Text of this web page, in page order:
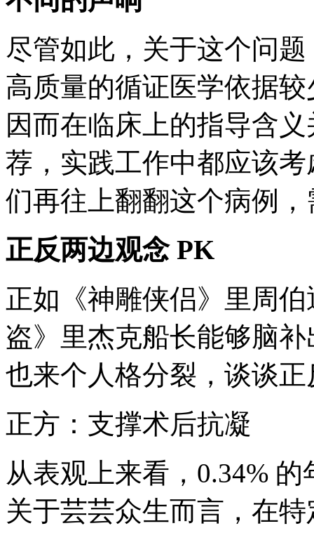
尽管如此，关于这个问
高质量的循证医学依据
因而在临床上的指导含
荐，实践工作中都应该
们再往上翻翻这个病例
正反两边观念 PK
正如《神雕侠侣》里周
盗》里杰克船长能够脑
也来个人格分裂，谈谈
正方：支撑术后抗凝
从表观上来看，0.34%
关于芸芸众生而言，在